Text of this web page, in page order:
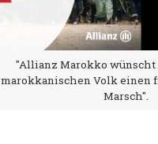
"Allianz Marokko wünscht
marokkanischen Volk einen
Marsch".